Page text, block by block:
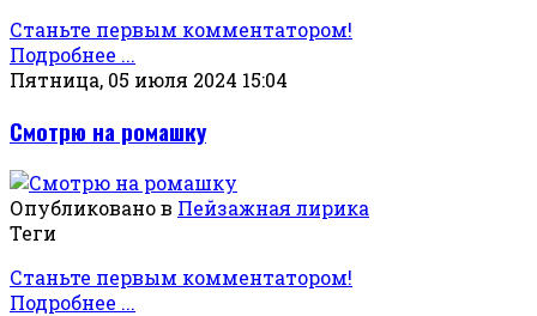
Станьте первым комментатором!
Подробнее ...
Пятница, 05 июля 2024 15:04
Смотрю на ромашку
Опубликовано в Пейзажная лирика
Теги
Станьте первым комментатором!
Подробнее ...